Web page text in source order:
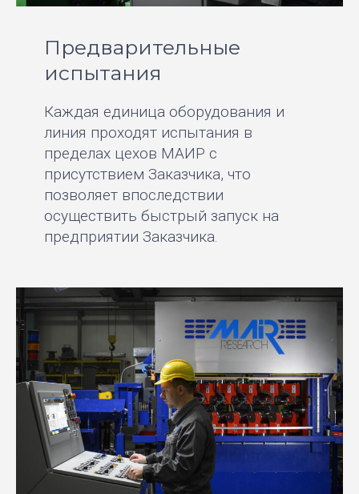
Предварительные
испытания
Каждая единица оборудования и
линия проходят испытания в
пределах цехов МАИР с
присутствием Заказчика, что
позволяет впоследствии
осуществить быстрый запуск на
предприятии Заказчика.